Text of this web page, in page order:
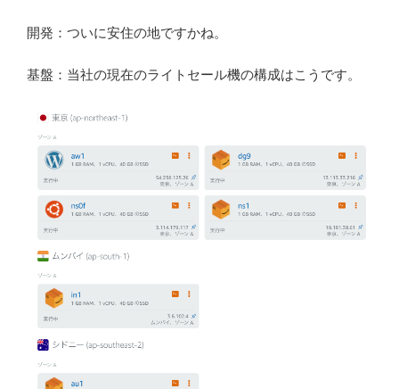
開発：ついに安住の地ですかね。
基盤：当社の現在のライトセール機の構成はこうです。